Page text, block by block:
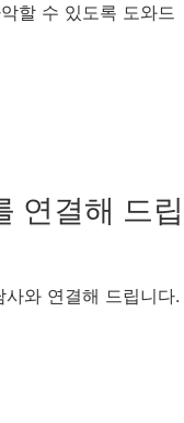
할 수 있도록 도와드
연결해 드립
와 연결해 드립니다.